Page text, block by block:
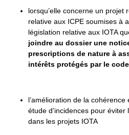
lorsqu’elle concerne un projet
relative aux ICPE soumises à
législation relative aux IOTA
joindre au dossier une
prescriptions de nature à
intérêts protégés par le
l’amélioration de la cohérence
étude d’incidences pour
dans les projets IOTA